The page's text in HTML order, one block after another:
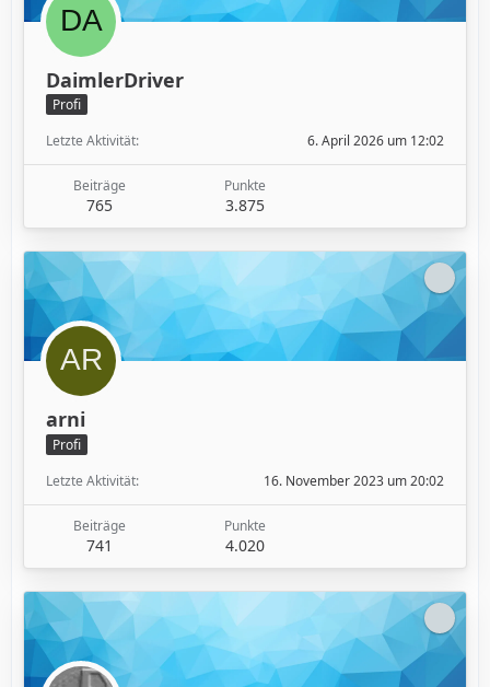
DaimlerDriver
Profi
Letzte Aktivität
6. April 2026 um 12:02
Beiträge
765
Punkte
3.875
arni
Profi
Letzte Aktivität
16. November 2023 um 20:02
Beiträge
741
Punkte
4.020